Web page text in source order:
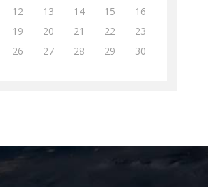
12 13 14 15
16
19 20 21 22
23
26 27 28 29
30